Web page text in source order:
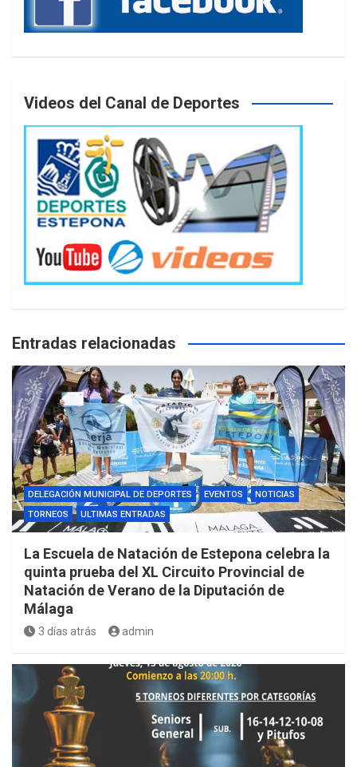
Videos del Canal de Deportes
Entradas relacionadas
DELEGACIÓN MUNICIPAL DE DEPORTES EVENTOS
NOTICIAS
TORNEOS
ULTIMAS ENTRADAS
La Escuela de Natación de Estepona celebra la
quinta prueba del XL Circuito Provincial de
Natación de Verano de la Diputación de
Málaga
3 días atrás admin